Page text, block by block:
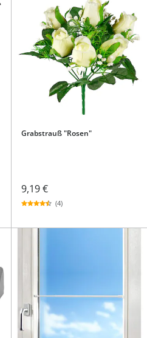
Grabstrauß "Rosen"
9,19 €
(4)